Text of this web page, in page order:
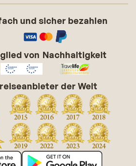
und sicher bezahlen
von Nachhaltigkeit
der Welt